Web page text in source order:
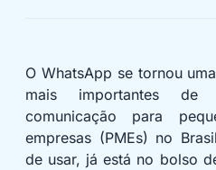
O WhatsApp se tornou
mais importantes de
comunicação para
empresas (PMEs) no
de usar, já está no bolso